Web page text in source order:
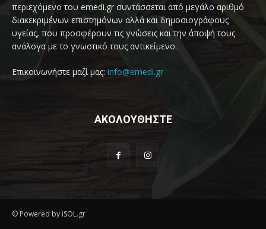
περιεχόμενο του emedi.gr συντάσσεται από μεγάλο αριθμό
διακεκριμένων επιστημόνων αλλά και δημοσιογράφους
υγείας, που προσφέρουν τις γνώσεις και την άποψή τους
ανάλογα με το γνωστικό τους αντικείμενο.
Επικοινωνήστε μαζί μας: info@emedi.gr
ΑΚΟΛΟΥΘΗΣΤΕ
© Powered by iSOL.gr